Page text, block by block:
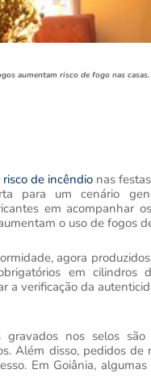
aumentam risco de fogo nas casas.
risco de incêndio nas
para um cenário
em acompanhar
o uso de fogos
agora
em
a verificação da
nos selos
Além disso, pedidos
Em Goiânia,